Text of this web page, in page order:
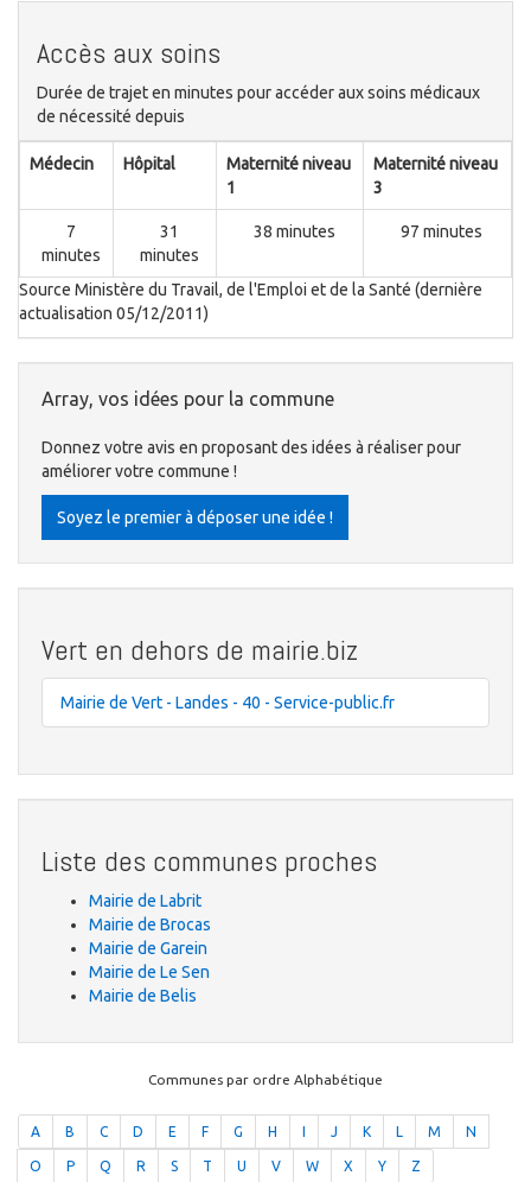
Accès aux soins
Durée de trajet en minutes pour accéder aux soins médicaux
de nécessité depuis
Médecin Hôpital
Maternité niveau
1
Maternité niveau
3
7
minutes
31
minutes
38 minutes 97 minutes
Source Ministère du Travail, de l'Emploi et de la Santé (dernière
actualisation 05/12/2011)
Array, vos idées pour la commune
Donnez votre avis en proposant des idées à réaliser pour
améliorer votre commune !
Soyez le premier à déposer une idée !
Vert en dehors de mairie.biz
Mairie de Vert - Landes - 40 - Service-public.fr
Liste des communes proches
Mairie de Labrit
Mairie de Brocas
Mairie de Garein
Mairie de Le Sen
Mairie de Belis
Communes par ordre Alphabétique
A B C D E F G H J K L M N
O P Q R S T U V W X Y Z